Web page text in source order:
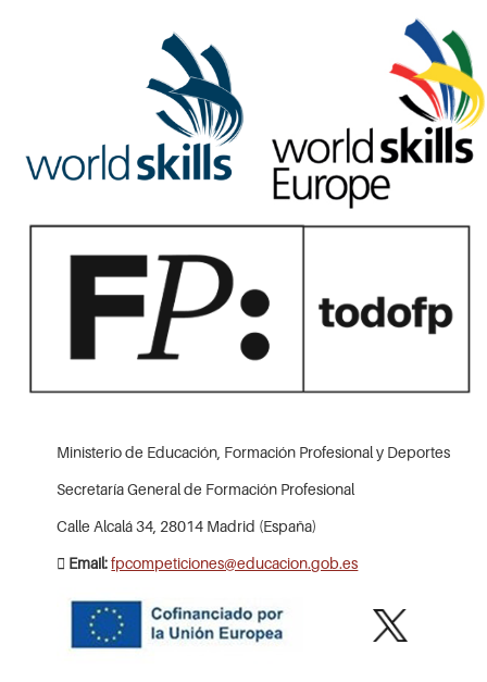
Ministerio de Educación, Formación Profesional y Deportes
Secretaría General de Formación Profesional
Calle Alcalá 34, 28014 Madrid (España)
Email:fpcompeticiones@educacion.gob.es